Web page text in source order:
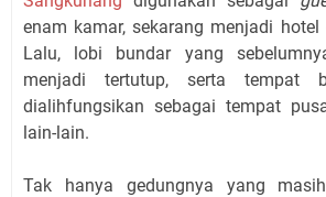
enam kamar, sekarang menjadi hotel
Lalu, lobi bundar yang
menjadi tertutup, serta tempat
dialihfungsikan sebagai tempat
lain-lain.
Tak hanya gedungnya yang